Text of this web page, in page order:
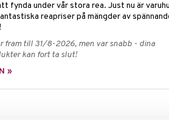
fynda under vår stora rea. Just nu är
reapriser på mängder av
fram till 31/8-2026, men var snabb - dina
kan fort ta slut!
»